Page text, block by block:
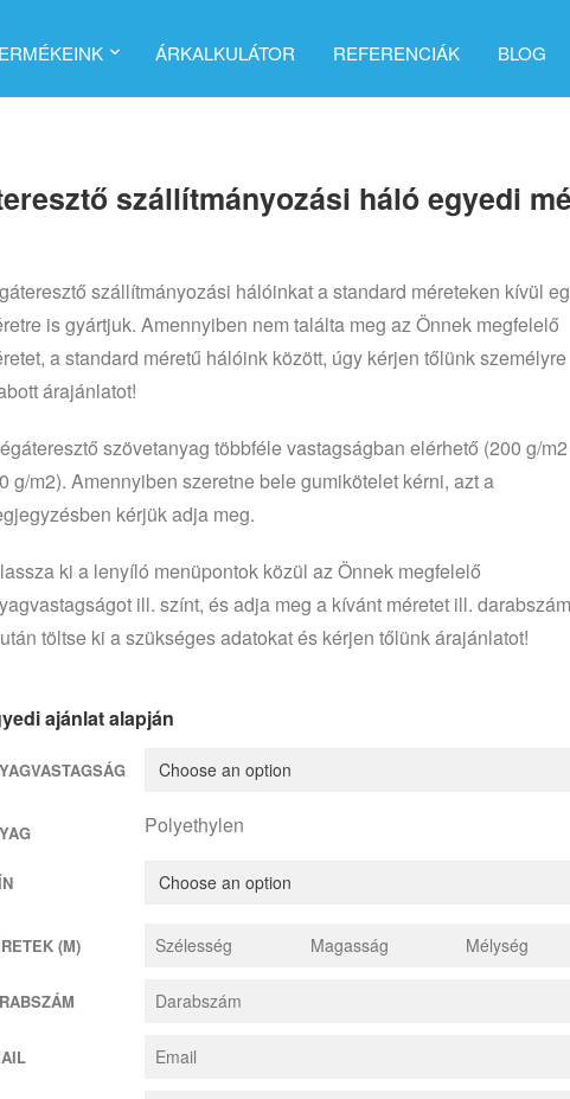
ÁRKALKULÁTOR REFERENCIÁK BLOG
szállítmányozási háló egyedi
szállítmányozási hálóinkat a standard méreteken kívül
is gyártjuk. Amennyiben nem találta meg az Önnek megfelelő
a standard méretű hálóink között, úgy kérjen tőlünk személyre
árajánlatot!
szövetanyag többféle vastagságban elérhető (200 g/
g/m2). Amennyiben szeretne bele gumikötelet kérni, azt a
kérjük adja meg.
ki a lenyíló menüpontok közül az Önnek megfelelő
ill. színt, és adja meg a kívánt méretet ill.
töltse ki a szükséges adatokat és kérjen tőlünk árajánlatot!
ajánlat alapján
Polyethylen
(M)